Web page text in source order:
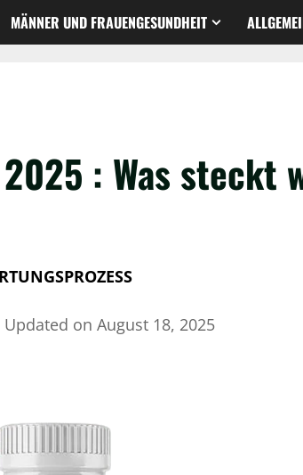
MÄNNER UND FRAUENGESUNDHEIT
: Was steckt
Updated on August 18, 2025